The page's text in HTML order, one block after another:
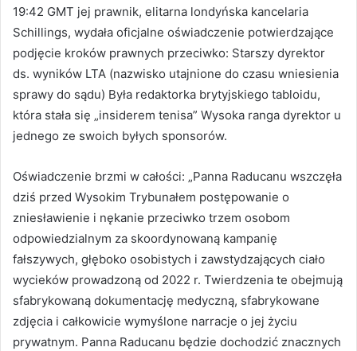
19:42 GMT jej prawnik, elitarna londyńska kancelaria
Schillings, wydała oficjalne oświadczenie potwierdzające
podjęcie kroków prawnych przeciwko: Starszy dyrektor
ds. wyników LTA (nazwisko utajnione do czasu wniesienia
sprawy do sądu) Była redaktorka brytyjskiego tabloidu,
która stała się „insiderem tenisa” Wysoka ranga dyrektor u
jednego ze swoich byłych sponsorów.
Oświadczenie brzmi w całości: „Panna Raducanu wszczęła
dziś przed Wysokim Trybunałem postępowanie o
zniesławienie i nękanie przeciwko trzem osobom
odpowiedzialnym za skoordynowaną kampanię
fałszywych, głęboko osobistych i zawstydzających ciało
wycieków prowadzoną od 2022 r. Twierdzenia te obejmują
sfabrykowaną dokumentację medyczną, sfabrykowane
zdjęcia i całkowicie wymyślone narracje o jej życiu
prywatnym. Panna Raducanu będzie dochodzić znacznych